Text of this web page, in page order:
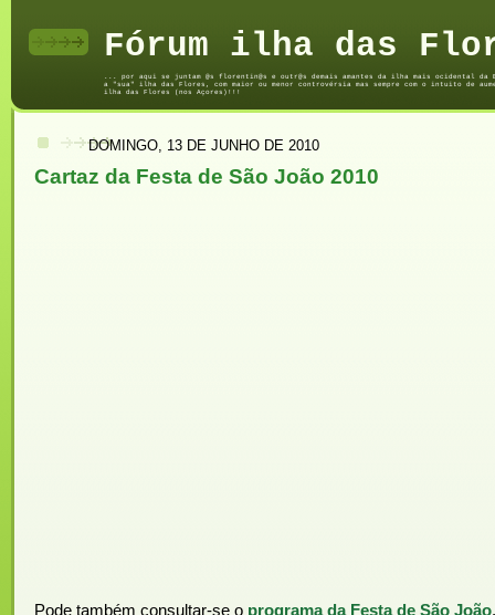
Fórum ilha das
... por aqui se juntam @s florentin@s e outr@s demais amantes da ilha mais ocidental
a "sua" ilha das Flores, com maior ou menor controvérsia mas sempre com o intuito de
ilha das Flores (nos Açores)!!!
DOMINGO, 13 DE JUNHO DE 2010
Cartaz da Festa de São João 2010
Pode também consultar-se o programa da Festa de São João